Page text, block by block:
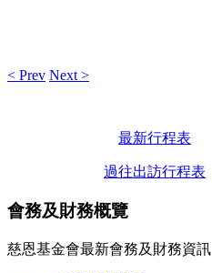
< Prev Next >
最新行程表
過往出訪行程表
會務及財務概覽
慈恩基金會最新會務及財務資訊